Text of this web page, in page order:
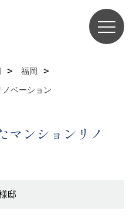
福岡
ベーション
マンションリノ
邸